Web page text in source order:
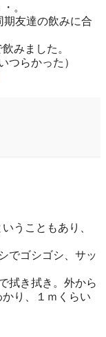
。
友達の飲みに合
ました。
かった）
うこともあり、
でゴシゴシ、サッ
拭き拭き。外から
り、１ｍくらい